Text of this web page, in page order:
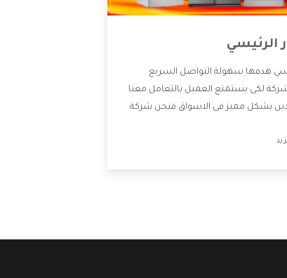
الرئيسي
هدفها سهولة التواصل السريع
لكى يستمتع العميل بالتعامل معنا
بشكل مميز فى الاسواق فنحن شركة
الشركة بها والتى تكون منها خدمة